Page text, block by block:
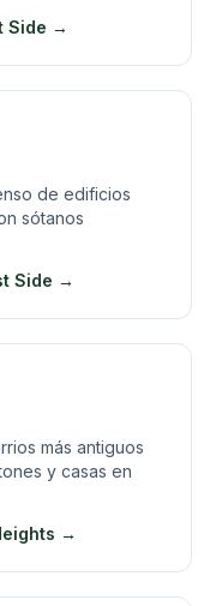
Side →
de edificios
sótanos
Side →
más antiguos
y casas en
→